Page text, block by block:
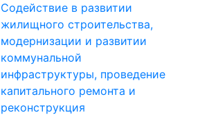
Содействие в развитии
жилищного строительства,
модернизации и развитии
коммунальной
инфраструктуры, проведение
капитального ремонта и
реконструкция